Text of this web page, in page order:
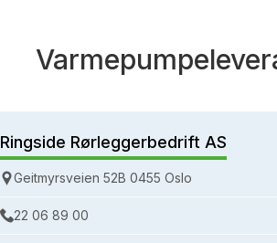
Ringside Rørleggerbedrift AS
Geitmyrsveien 52B 0455 Oslo
22 06 89 00